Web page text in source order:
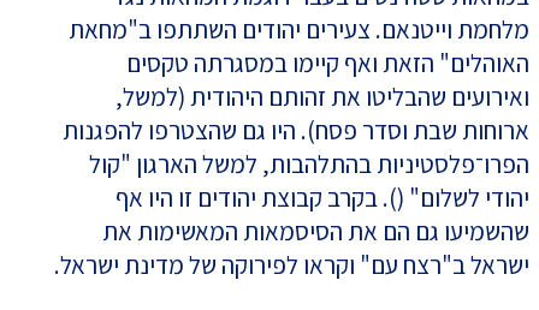
מלחמת וייטנאם. צעירים יהודים השתתפו ב"מחאת
האוהלים" הזאת ואף קיימו במסגרתה טקסים
ואירועים שהבליטו את זהותם היהודית (למשל,
ארוחות שבת וסדר פסח). היו גם שהצטרפו להפגנות
הפרו־פלסטיניות בהתלהבות, למשל הארגון "קול
יהודי לשלום" (). בקרב קבוצת יהודים זו היו אף
שהשמיעו גם הם את הסיסמאות המאשימות את
ישראל ב"רצח עם" וקראו לפירוקה של מדינת ישראל.